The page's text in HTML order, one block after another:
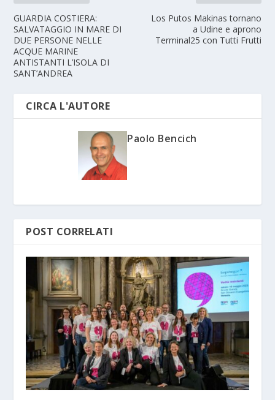
GUARDIA COSTIERA:
SALVATAGGIO IN MARE DI
DUE PERSONE NELLE
ACQUE MARINE
ANTISTANTI L’ISOLA DI
SANT’ANDREA
Los Putos Makinas tornano
a Udine e aprono
Terminal25 con Tutti Frutti
CIRCA L'AUTORE
Paolo Bencich
POST CORRELATI